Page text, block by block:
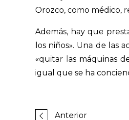
Orozco, como médico,
Además, hay que
los niños». Una de las
«quitar las máquinas
igual que se ha
Anterior